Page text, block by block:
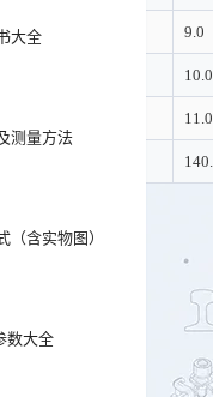
9.0
10.0
11.0
大全
测量方法
含实物图）
数大全